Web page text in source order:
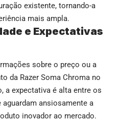
existente, tornando-a
mais ampla.
e Expectativas
sobre o preço ou a
da Razer Soma Chroma no
a expectativa é alta entre os
aguardam ansiosamente a
inovador ao mercado.